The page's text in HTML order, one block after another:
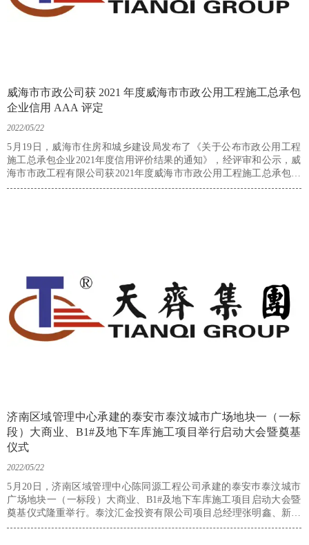
威海市市政公司获 2021 年度威海市市政公用工程施工总承包
企业信用 AAA 评定
2022/05/22
​5月19日，威海市住房和城乡建设局发布了《关于公布市政公用工程
施工总承包企业2021年度信用评价结果的通知》，经评审和公示，威
海市市政工程有限公司获2021年度威海市市政公用工程施工总承包企
业信用 AAA 评定。这是对公司诚信经营和服务品质的认可，更是对
济南区域管理中心承建的泰安市泰汶城市广场地块一（一标
段）大商业、B1#及地下车库施工项目举行启动大会暨奠基
仪式
2022/05/22
5月20日，济南区域管理中心陈同源工程公司承建的泰安巿泰汶城市
广场地块一（一标段）大商业、B1#及地下车库施工项目启动大会暨
奠基仪式隆重举行。泰汶汇金投资有限公司项目总经理张明鑫、新城
控股集团项目负责人左献军、泰安瑞兴工程咨询有限公司总监理工程